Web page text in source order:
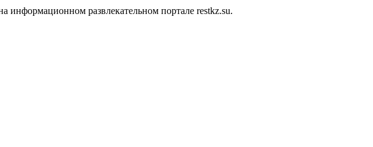
развлекательном портале restkz.su.